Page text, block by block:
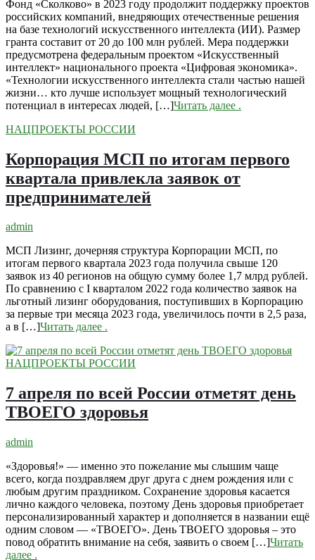
Фонд «Сколково» в 2023 году продолжит поддержку проектов
российских компаний, внедряющих отечественные решения
на базе технологий искусственного интеллекта (ИИ). Размер
гранта составит от 20 до 100 млн рублей. Мера поддержки
предусмотрена федеральным проектом «Искусственный
интеллект» национального проекта «Цифровая экономика».
«Технологии искусственного интеллекта стали частью нашей
жизни… кто лучше использует мощный технологический
потенциал в интересах людей, […]Читать далее .
НАЦПРОЕКТЫ РОССИИ
Корпорация МСП по итогам первого
квартала привлекла заявок от
предпринимателей
admin
МСП Лизинг, дочерняя структура Корпорации МСП, по
итогам первого квартала 2023 года получила свыше 120
заявок из 40 регионов на общую сумму более 1,7 млрд рублей.
По сравнению с I кварталом 2022 года количество заявок на
льготный лизинг оборудования, поступивших в Корпорацию
за первые три месяца 2023 года, увеличилось почти в 2,5 раза,
а в […]Читать далее .
НАЦПРОЕКТЫ РОССИИ
7 апреля по всей России отметят день
ТВОЕГО здоровья
admin
«Здоровья!» — именно это пожелание мы слышим чаще
всего, когда поздравляем друг друга с днем рождения или с
любым другим праздником. Сохранение здоровья касается
лично каждого человека, поэтому День здоровья приобретает
персонализированный характер и дополняется в названии ещё
одним словом — «ТВОЕГО». День ТВОЕГО здоровья – это
повод обратить внимание на себя, заявить о своем […]Читать
далее .